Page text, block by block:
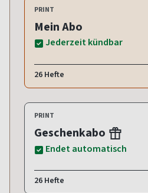
PRINT
Mein Abo
Jederzeit kündbar
26 Hefte
PRINT
Geschenkabo
Endet automatisch
26 Hefte